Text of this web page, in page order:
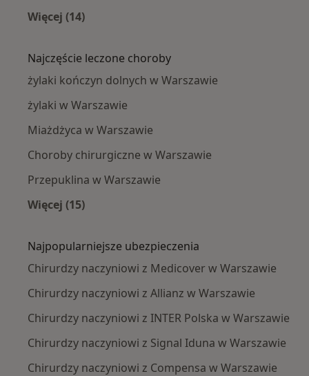
Więcej (14)
Najczęście leczone choroby
żylaki kończyn dolnych w Warszawie
żylaki w Warszawie
Miażdżyca w Warszawie
Choroby chirurgiczne w Warszawie
Przepuklina w Warszawie
Więcej (15)
Najpopularniejsze ubezpieczenia
Chirurdzy naczyniowi z Medicover w Warszawie
Chirurdzy naczyniowi z Allianz w Warszawie
Chirurdzy naczyniowi z INTER Polska w Warszawie
Chirurdzy naczyniowi z Signal Iduna w Warszawie
Chirurdzy naczyniowi z Compensa w Warszawie